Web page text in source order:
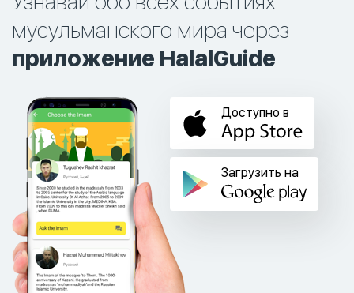
мусульманского мира через
приложение HalalGuide
Доступно в
Загрузить на